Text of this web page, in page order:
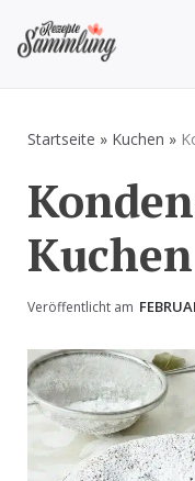
Inhalt
Startseite » Kuchen »
Kuchen
Veröffentlicht am